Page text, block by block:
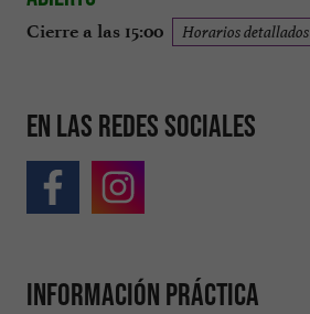
Cierre a las 15:00 Horarios detallados
En las redes sociales
Información práctica